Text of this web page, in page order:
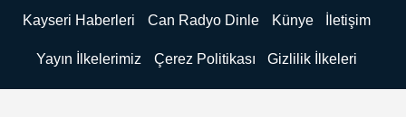
Kayseri Haberleri Can Radyo Dinle Künye İletişim
Yayın İlkelerimiz Çerez Politikası Gizlilik İlkeleri